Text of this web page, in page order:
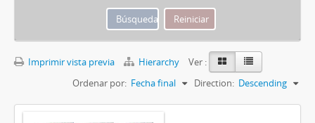
Imprimir vista previa Hierarchy
Ver :
Ordenar por: Fecha final Direction: Descending